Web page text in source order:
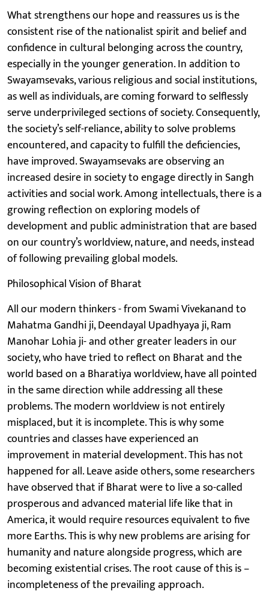
What strengthens our hope and reassures us is the
consistent rise of the nationalist spirit and belief and
confidence in cultural belonging across the country,
especially in the younger generation. In addition to
Swayamsevaks, various religious and social institutions,
as well as individuals, are coming forward to selflessly
serve underprivileged sections of society. Consequently,
the society’s self-reliance, ability to solve problems
encountered, and capacity to fulfill the deficiencies,
have improved. Swayamsevaks are observing an
increased desire in society to engage directly in Sangh
activities and social work. Among intellectuals, there is a
growing reflection on exploring models of
development and public administration that are based
on our country’s worldview, nature, and needs, instead
of following prevailing global models.
Philosophical Vision of Bharat
All our modern thinkers - from Swami Vivekanand to
Mahatma Gandhi ji, Deendayal Upadhyaya ji, Ram
Manohar Lohia ji- and other greater leaders in our
society, who have tried to reflect on Bharat and the
world based on a Bharatiya worldview, have all pointed
in the same direction while addressing all these
problems. The modern worldview is not entirely
misplaced, but it is incomplete. This is why some
countries and classes have experienced an
improvement in material development. This has not
happened for all. Leave aside others, some researchers
have observed that if Bharat were to live a so-called
prosperous and advanced material life like that in
America, it would require resources equivalent to five
more Earths. This is why new problems are arising for
humanity and nature alongside progress, which are
becoming existential crises. The root cause of this is –
incompleteness of the prevailing approach.